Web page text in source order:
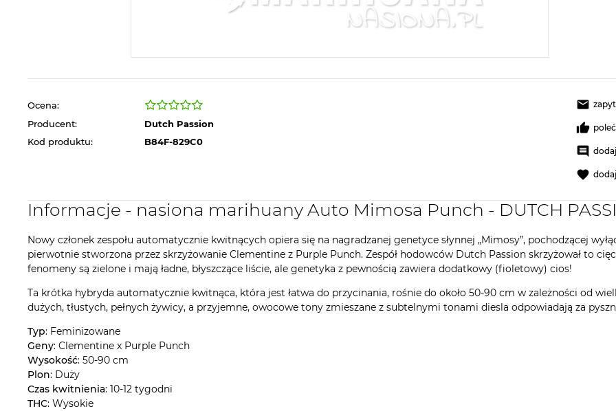
Ocena:
Producent:
Dutch Passion
Kod produktu:
B84F-829C0
Informacje - nasiona marihuany Auto Mimosa Punch - DUTCH
Nowy członek zespołu automatycznie kwitnących opiera się na nagradzanej genetyce słynnej „Mimosy”, pochodzącej
pierwotnie stworzona przez skrzyżowanie Clementine z Purple Punch. Zespół hodowców Dutch Passion skrzyżował to
fenomeny są zielone i mają ładne, błyszczące liście, ale genetyka z pewnością zawiera dodatkowy (fioletowy) cios!
Ta krótka hybryda automatycznie kwitnąca, która jest łatwa do przycinania, rośnie do około 50-90 cm w zależności od
dużych, tłustych, pełnych żywicy, a przyjemne, owocowe tony zmieszane z subtelnymi tonami diesla odpowiadają za
Typ: Feminizowane
Geny: Clementine x Purple Punch
Wysokość: 50-90 cm
Plon: Duży
Czas kwitnienia: 10-12 tygodni
THC: Wysokie